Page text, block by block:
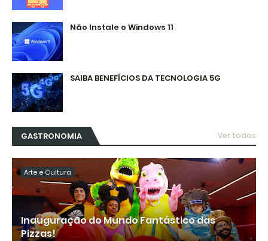
Não Instale o Windows 11
SAIBA BENEFÍCIOS DA TECNOLOGIA 5G
GASTRONOMIA Ver todos
Arte e Cultura
Inauguração do Mundo Fantástico das
Pizzas!